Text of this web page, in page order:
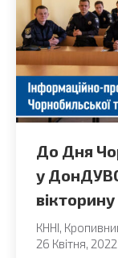
До Дня
у
вікторину
КННІ
26 Квітня, 2022